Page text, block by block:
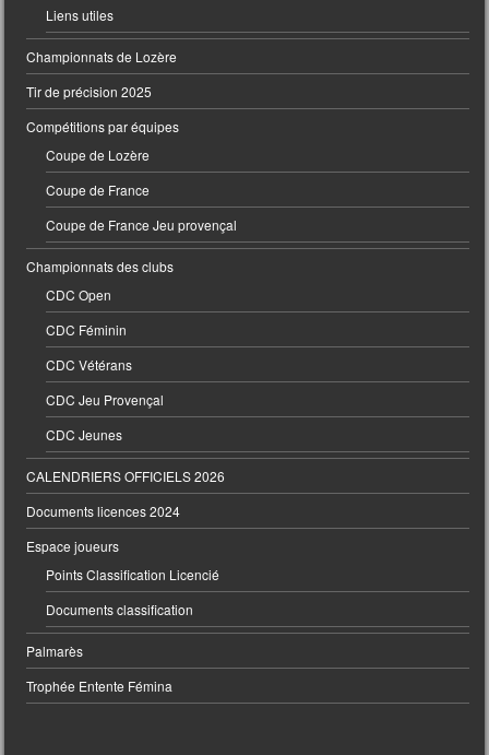
Liens utiles
Championnats de Lozère
Tir de précision 2025
Compétitions par équipes
Coupe de Lozère
Coupe de France
Coupe de France Jeu provençal
Championnats des clubs
CDC Open
CDC Féminin
CDC Vétérans
CDC Jeu Provençal
CDC Jeunes
CALENDRIERS OFFICIELS 2026
Documents licences 2024
Espace joueurs
Points Classification Licencié
Documents classification
Palmarès
Trophée Entente Fémina